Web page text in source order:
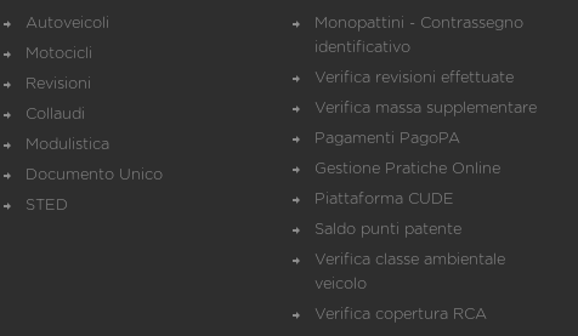
Autoveicoli
Motocicli
Revisioni
Collaudi
Modulistica
Documento Unico
STED
Monopattini - Contrassegno
identificativo
Verifica revisioni effettuate
Verifica massa supplementare
Pagamenti PagoPA
Gestione Pratiche Online
Piattaforma CUDE
Saldo punti patente
Verifica classe ambientale
veicolo
Verifica copertura RCA